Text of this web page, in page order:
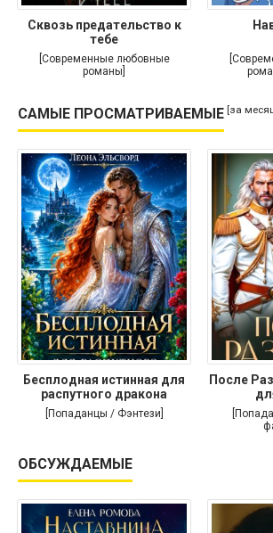
Сквозь предательство к
тебе
[Современные любовные
романы]
САМЫЕ ПРОСМАТРИВАЕМЫЕ [за
Бесплодная истинная для
распутного дракона
[Попаданцы / Фэнтези]
После
ОБСУЖДАЕМЫЕ